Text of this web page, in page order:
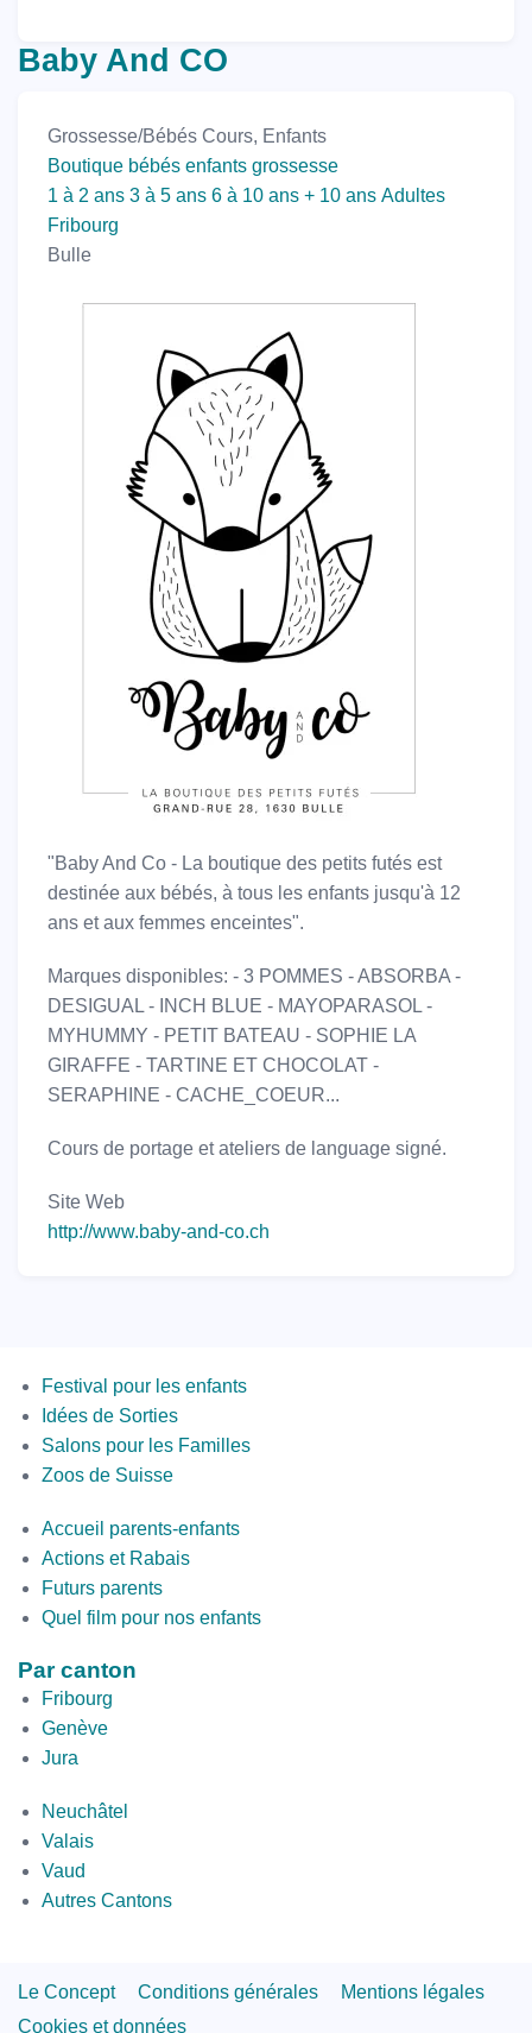
Baby And CO
Grossesse/Bébés Cours, Enfants
Boutique bébés enfants grossesse
1 à 2 ans 3 à 5 ans 6 à 10 ans + 10 ans Adultes
Fribourg
Bulle
"Baby And Co - La boutique des petits futés est
destinée aux bébés, à tous les enfants jusqu'à 12
ans et aux femmes enceintes".
Marques disponibles: - 3 POMMES - ABSORBA -
DESIGUAL - INCH BLUE - MAYOPARASOL -
MYHUMMY - PETIT BATEAU - SOPHIE LA
GIRAFFE - TARTINE ET CHOCOLAT -
SERAPHINE - CACHE_COEUR...
Cours de portage et ateliers de language signé.
Site Web
http://www.baby-and-co.ch
Menus
Festival pour les enfants
Idées de Sorties
Salons pour les Familles
Zoos de Suisse
Second
Bottom
Accueil parents-enfants
Actions et Rabais
Futurs parents
Quel film pour nos enfants
Par canton
Fribourg
Genève
Jura
par
canton
2
Neuchâtel
Valais
Vaud
Autres Cantons
Footer
Links
Le Concept Conditions générales
Mentions légales
Cookies et données